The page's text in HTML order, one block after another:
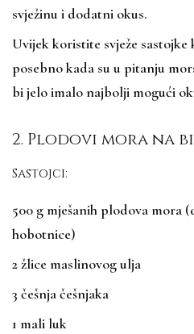
svježinu i dodatni okus.
Uvijek koristite svježe sastojke
posebno kada su u pitanju
bi jelo imalo najbolji mogući
2. Plodovi mora na
Sastojci:
500 g mješanih plodova mora
hobotnice)
2 žlice maslinovog ulja
3 češnja češnjaka
1 mali luk